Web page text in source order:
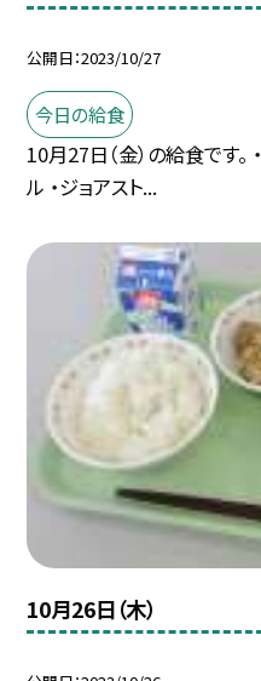
公開日 2023/10/27
今日の給食
10月27日（金）の給食です。
ル ・ジョアスト...
10月26日（木）